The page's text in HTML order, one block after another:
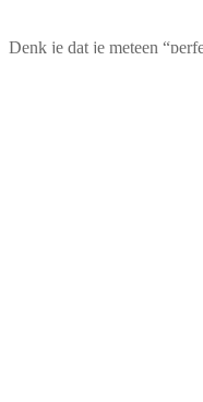
Denk je dat je meteen